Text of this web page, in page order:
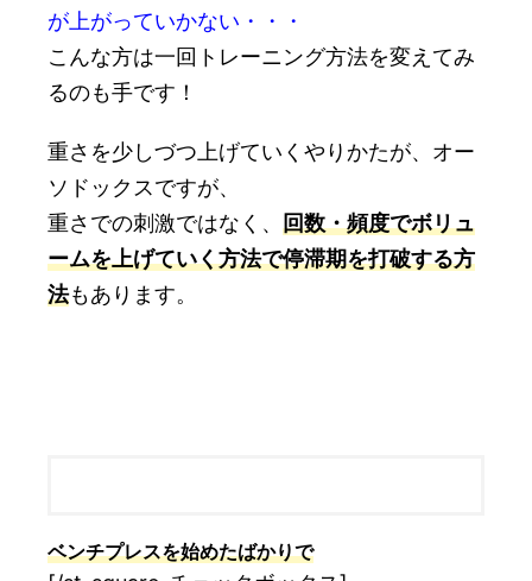
が上がっていかない・・・
こんな方は一回トレーニング方法を変えてみ
るのも手です！
重さを少しづつ上げていくやりかたが、オー
ソドックスですが、
重さでの刺激ではなく、 回数・頻度でボリュ
ームを上げていく方法で停滞期を打破する方
法もあります。
ベンチプレスを始めたばかりで